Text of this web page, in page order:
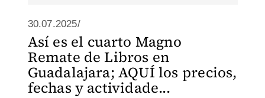
30.07.2025/
Así es el cuarto Magno
Remate de Libros en
Guadalajara; AQUÍ los precios,
fechas y actividade...